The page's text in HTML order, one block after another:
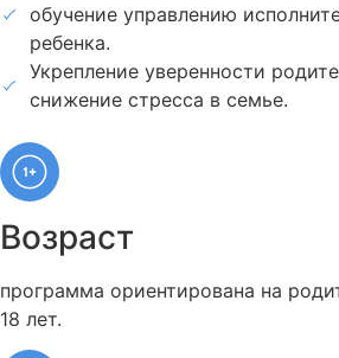
обучение управлению
ребенка.
Укрепление уверенности
снижение стресса в семье.
Возраст
программа ориентирована на
18 лет.